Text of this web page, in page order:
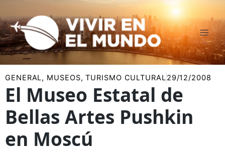
al
contenido
GENERAL, MUSEOS,TURISMO CULTURAL29/12/2008
El Museo Estatal de
Bellas Artes Pushkin
en Moscú